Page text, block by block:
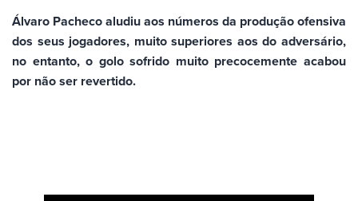
Álvaro Pacheco aludiu aos números da produção ofensiva
dos seus jogadores, muito superiores aos do adversário,
no entanto, o golo sofrido muito precocemente acabou
por não ser revertido.